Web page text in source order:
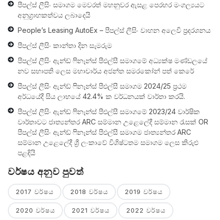
පීපල්ස් ලීසිං සමාගම මෙවරත් මහනුවර ඇසළ පෙරහර මංගල්‍යයට
අනුග්‍රාහකත්වය ලබාදෙයි
People’s Leasing AutoEx – පීපල්ස් ලීසිං වාහන අලෙවි ප‍්‍රදරශනය
පීපල්ස් ලීසිං කාන්තා දින සැමරුම
පීපල්ස් ලීසිං ඇන්ඩ් ෆිනෑන්ස් පීඑල්සී සමාගමේ අධ්‍යක්ෂ මණ්ඩලයේ
නව සභාපති ලෙස මහාචාර්ය අජන්ත සමරකෝන් පත් කෙරේ
පීපල්ස් ලීසිං ඇන්ඩ් ෆිනෑන්ස් පීඑල්සී සමාගම 2024/25 ප්‍රථම
අර්ධයේදී සිය ලාභයේ 42.4% ක වර්ධනයක් වාර්තා කරයි.
පීපල්ස් ලීසිං ඇන්ඩ් ෆිනෑන්ස් පීඑල්සී සමාගමේ 2023/24 වාර්ෂික
වාර්තාවට ජාත්‍යන්තර ARC සම්මාන උළෙලේදී සම්මාන රැසක් OR
පීපල්ස් ලීසිං ඇන්ඩ් ෆිනෑන්ස් පීඑල්සී සමාගම ජාත්‍යන්තර ARC
සම්මාන උළෙලේදී ශ්‍රී ලංකාවේ විශිෂ්ටතම සමාගම ලෙස කිරුළු
පළඳියි
වර්ෂය අනුව පුවත්
2017 වර්ෂය 2018 වර්ෂය 2019 වර්ෂය
2020 වර්ෂය 2021 වර්ෂය 2022 වර්ෂය